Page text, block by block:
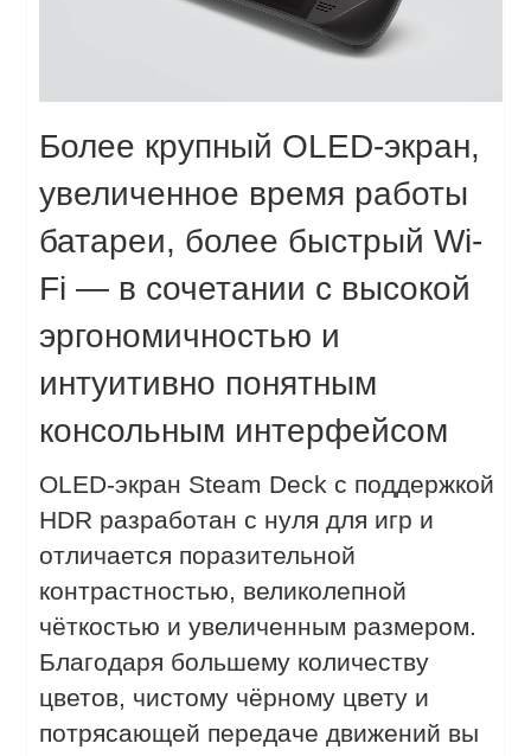
Более крупный OLED-экран,
увеличенное время работы
батареи, более быстрый Wi-
Fi — в сочетании с высокой
эргономичностью и
интуитивно понятным
консольным интерфейсом
OLED-экран Steam Deck с поддержкой
HDR разработан с нуля для игр и
отличается поразительной
контрастностью, великолепной
чёткостью и увеличенным размером.
Благодаря большему количеству
цветов, чистому чёрному цвету и
потрясающей передаче движений вы